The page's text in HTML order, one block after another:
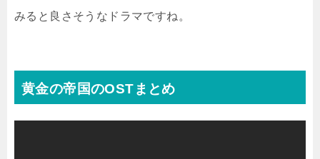
みると良さそうなドラマですね。
黄金の帝国のOSTまとめ